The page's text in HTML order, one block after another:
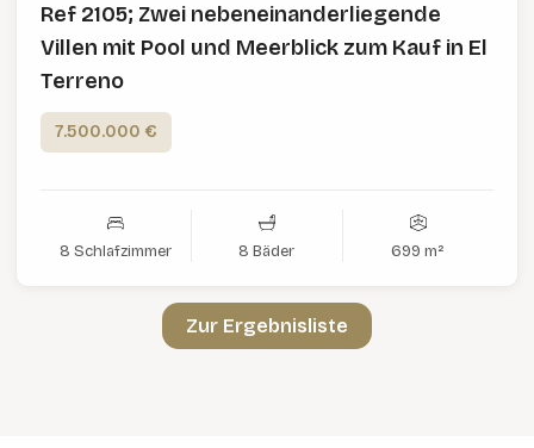
Ref 2105; Zwei nebeneinanderliegende
Villen mit Pool und Meerblick zum Kauf in El
Terreno
7.500.000 €
8 Schlafzimmer 8 Bäder 699 m²
Zur Ergebnisliste